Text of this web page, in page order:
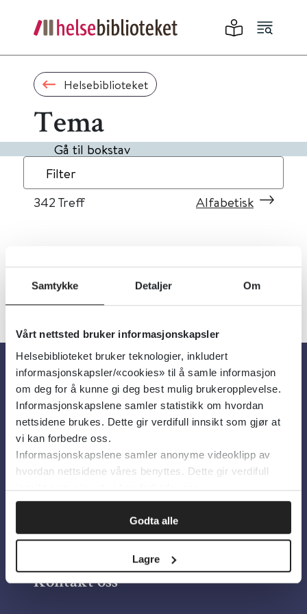
Samtykke Detaljer Om
Vårt nettsted bruker informasjonskapsler
Helsebiblioteket bruker teknologier, inkludert
informasjonskapsler/«cookies» til å samle informasjon
om deg for å kunne gi deg best mulig brukeropplevelse.
Informasjonskapslene samler statistikk om hvordan
nettsidene brukes. Dette gir verdifull innsikt som gjør at
vi kan forbedre oss.
Informasjonskapslene samler anonyme videoklipp av
hvordan nettsidene våres benyttes. Dette gir verdifull
innsikt som gjør at vi kan forbedre oss.
Godta alle
Lagre
Helsebiblioteket
Tema
Gå til bokstav
Filter
342 Treff Alfabetisk
« 1 32 33 »
Om oss
Om Helsebiblioteket
Personvern og informasjonskapsler
Tilgjengelighetserklæring
Information in English
Bilder fra Colourbox.com
Kontakt oss